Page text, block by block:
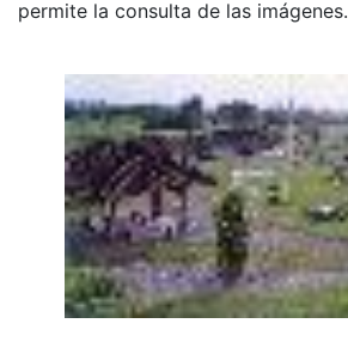
permite la consulta de las imágenes.